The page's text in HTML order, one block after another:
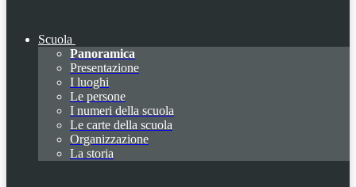
Scuola
Panoramica
Presentazione
I luoghi
Le persone
I numeri della scuola
Le carte della scuola
Organizzazione
La storia